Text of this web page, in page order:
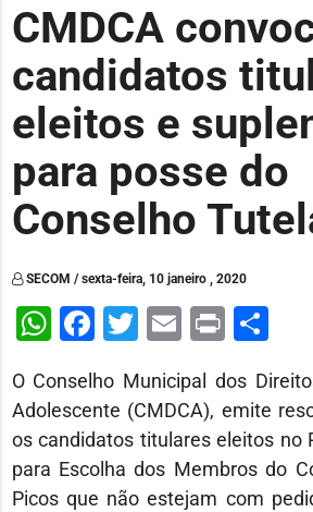
CMDCA
candidatos
eleitos e
para posse do
Conselho
SECOM / sexta-feira, 10 janeiro , 2020
WhatsApp
Facebook
Twitter
Email
Print
O Conselho Municipal dos
Adolescente (CMDCA), emite
os candidatos titulares eleitos no
para Escolha dos Membros do
Picos que não estejam com